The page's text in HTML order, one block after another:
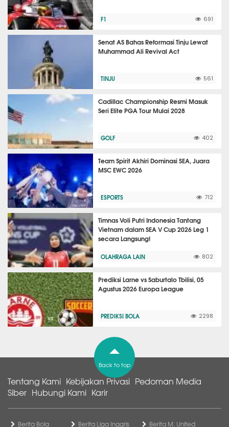
F1 691
Senat AS Bahas Reformasi Tinju Lewat
Muhammad Ali Revival Act
TINJU 561
Cadillac Championship Resmi Masuk
Seri Elite PGA Tour Mulai 2028
GOLF 402
Team Spirit Akhiri Dominasi SEA, Juara
MSC EWC 2026
ESPORTS 712
Timnas Voli Putri Indonesia Tantang
Vietnam dalam SEA V Cup 2026 Leg 1
secara Langsung!
OLAHRAGA LAIN 802
Prediksi Larne vs Saburtalo Tbilisi, 05
Agustus 2026 Europa League
PREDIKSI BOLA 2298
Back to top
Tentang Kami Kebijakan Privasi Pedoman Media
Siber Hubungi Kami Karir
Berita Bola Berita Liga Inggris Berita M. United